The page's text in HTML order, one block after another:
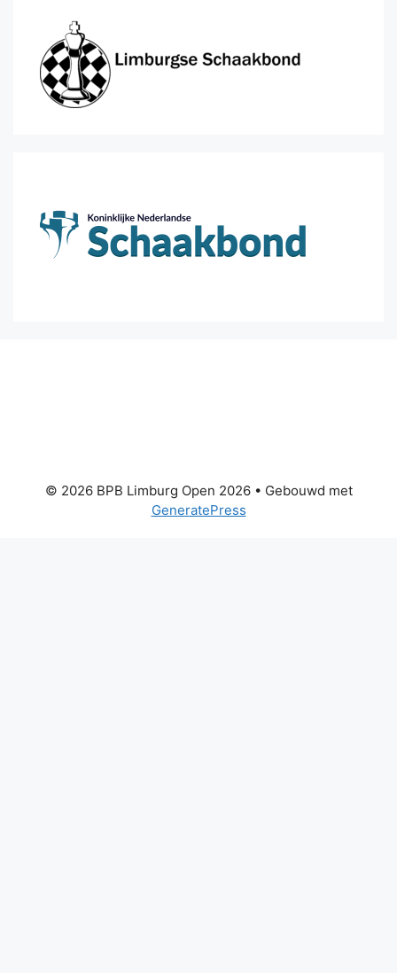
© 2026 BPB Limburg Open 2026• Gebouwd met
GeneratePress